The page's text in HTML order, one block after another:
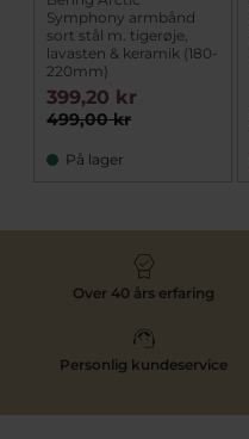
Symphony armbånd
sort stål m. tigerøje,
lavasten & keramik (180-
220mm)
499,00 kr
399,20 kr
På lager
Over 40 års erfaring
Personlig kundeservice